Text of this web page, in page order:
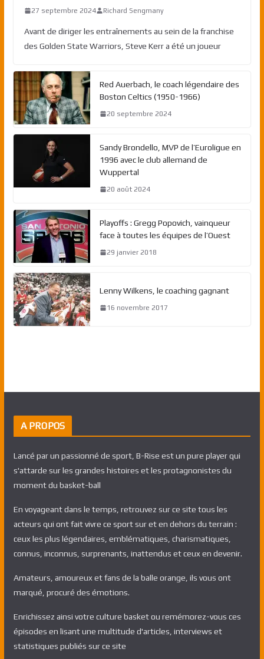
27 septembre 2024 Richard Sengmany
Avant de diriger les entraînements au sein de la franchise
des Golden State Warriors, Steve Kerr a été un joueur
Red Auerbach, le coach légendaire des
Boston Celtics (1950-1966)
20 septembre 2024
Sandy Brondello, MVP de l’Euroligue en
1996 avec le club allemand de
Wuppertal
20 août 2024
Playoffs : Gregg Popovich, vainqueur
face à toutes les équipes de l’Ouest
29 janvier 2018
Lenny Wilkens, le coaching gagnant
16 novembre 2017
A PROPOS
Lancé par un passionné de sport, B-Rise est un pure player qui
s'attarde sur les grandes histoires et les protagnonistes du
moment du basket-ball
En voyageant dans le temps, retrouvez sur ce site tous les
acteurs qui ont fait vivre ce sport sur et en dehors du terrain :
ceux les plus légendaires, emblématiques, charismatiques,
connus, inconnus, surprenants, inattendus et ceux en devenir.
Amateurs, amoureux et fans de la balle orange, ils vous ont
marqué, procuré des émotions.
Enrichissez ainsi votre culture basket ou remémorez-vous ces
épisodes en lisant une multitude d'articles, interviews et
statistiques publiés sur ce site